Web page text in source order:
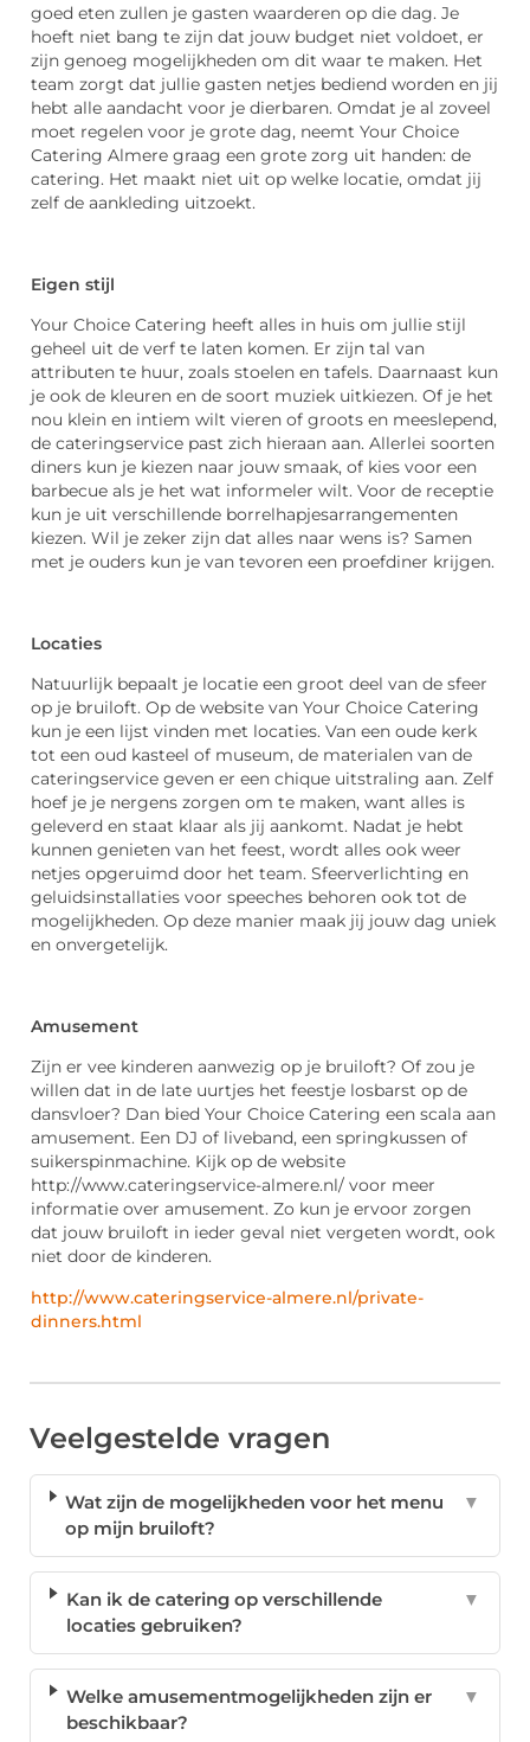
goed eten zullen je gasten waarderen op die dag. Je
hoeft niet bang te zijn dat jouw budget niet voldoet, er
zijn genoeg mogelijkheden om dit waar te maken. Het
team zorgt dat jullie gasten netjes bediend worden en jij
hebt alle aandacht voor je dierbaren. Omdat je al zoveel
moet regelen voor je grote dag, neemt Your Choice
Catering Almere graag een grote zorg uit handen: de
catering. Het maakt niet uit op welke locatie, omdat jij
zelf de aankleding uitzoekt.
Eigen stijl
Your Choice Catering heeft alles in huis om jullie stijl
geheel uit de verf te laten komen. Er zijn tal van
attributen te huur, zoals stoelen en tafels. Daarnaast kun
je ook de kleuren en de soort muziek uitkiezen. Of je het
nou klein en intiem wilt vieren of groots en meeslepend,
de cateringservice past zich hieraan aan. Allerlei soorten
diners kun je kiezen naar jouw smaak, of kies voor een
barbecue als je het wat informeler wilt. Voor de receptie
kun je uit verschillende borrelhapjesarrangementen
kiezen. Wil je zeker zijn dat alles naar wens is? Samen
met je ouders kun je van tevoren een proefdiner krijgen.
Locaties
Natuurlijk bepaalt je locatie een groot deel van de sfeer
op je bruiloft. Op de website van Your Choice Catering
kun je een lijst vinden met locaties. Van een oude kerk
tot een oud kasteel of museum, de materialen van de
cateringservice geven er een chique uitstraling aan. Zelf
hoef je je nergens zorgen om te maken, want alles is
geleverd en staat klaar als jij aankomt. Nadat je hebt
kunnen genieten van het feest, wordt alles ook weer
netjes opgeruimd door het team. Sfeerverlichting en
geluidsinstallaties voor speeches behoren ook tot de
mogelijkheden. Op deze manier maak jij jouw dag uniek
en onvergetelijk.
Amusement
Zijn er vee kinderen aanwezig op je bruiloft? Of zou je
willen dat in de late uurtjes het feestje losbarst op de
dansvloer? Dan bied Your Choice Catering een scala aan
amusement. Een DJ of liveband, een springkussen of
suikerspinmachine. Kijk op de website
http://www.cateringservice-almere.nl/ voor meer
informatie over amusement. Zo kun je ervoor zorgen
dat jouw bruiloft in ieder geval niet vergeten wordt, ook
niet door de kinderen.
http://www.cateringservice-almere.nl/private-
dinners.html
Veelgestelde vragen
Wat zijn de mogelijkheden voor het menu
op mijn bruiloft?
▼
Kan ik de catering op verschillende
locaties gebruiken?
▼
Welke amusementmogelijkheden zijn er
beschikbaar?
▼